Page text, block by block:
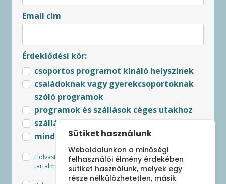
Email cím
Érdeklődési kör:
csoportos programot kínáló helyszínek
családoknak vagy gyerekcsoportoknak
szóló programok
programok és szállások céges utakhoz
szállások csoportoknak
minden újdonság
Elolvastam és elfogadom azAdatkezelési tájékoztató
tartalmát.
Sütiket használunk
Weboldalunkon a minőségi
felhasználói élmény érdekében
sütiket használunk, melyek egy
része nélkülözhetetlen, másik